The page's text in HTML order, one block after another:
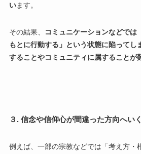
います。
その結果、
コミュニケーションなどでは
もとに行動する」という状態に陥ってし
することやコミュニティに属することが
３. 信念や信仰心が間違った方向へい
例えば、一部の宗教などでは「考え方・